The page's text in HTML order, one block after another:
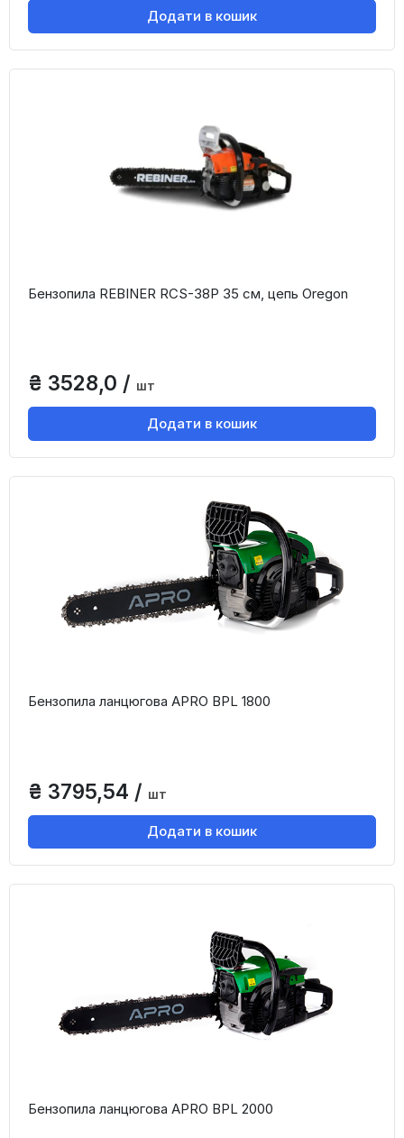
Додати в кошик
Бензопила REBINER RCS-38P 35 см, цепь Oregon
₴ 3528,0 / шт
Додати в кошик
Бензопила ланцюгова APRO BPL 1800
₴ 3795,54 / шт
Додати в кошик
Бензопила ланцюгова APRO BPL 2000